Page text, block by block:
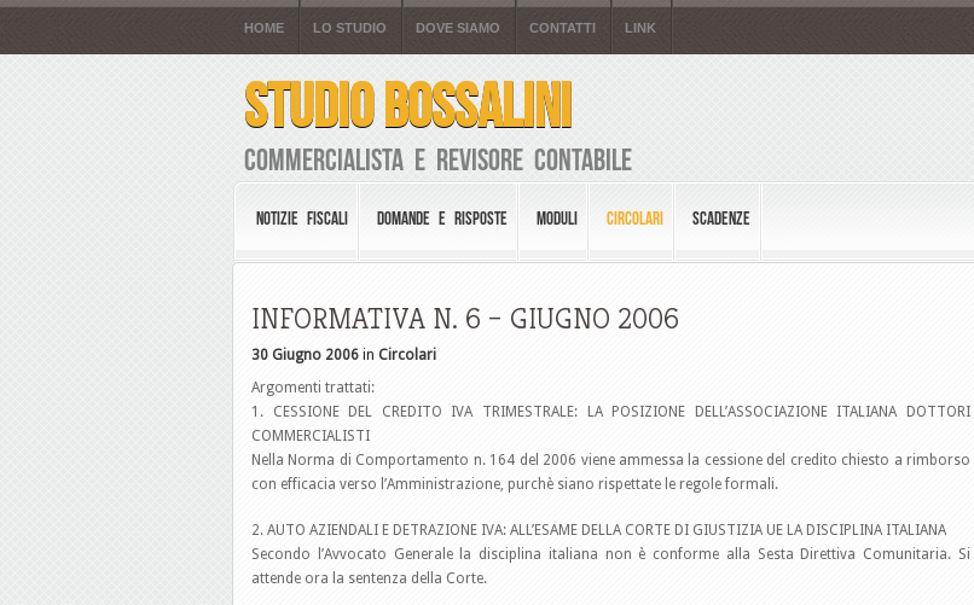
HOME LO STUDIO DOVE SIAMO CONTATTI LINK
STUDIO BOSSALINI
Commercialista e Revisore Contabile
NOTIZIE FISCALI DOMANDE E RISPOSTE MODULI CIRCOLARI SCADENZE
INFORMATIVA N. 6 – GIUGNO 2006
30 Giugno 2006 in Circolari
Argomenti trattati:
1. CESSIONE DEL CREDITO IVA TRIMESTRALE: LA POSIZIONE DELL’ASSOCIAZIONE ITALIANA DOTTORI
COMMERCIALISTI
Nella Norma di Comportamento n. 164 del 2006 viene ammessa la cessione del credito chiesto a rimborso
con efficacia verso l’Amministrazione, purchè siano rispettate le regole formali.
2. AUTO AZIENDALI E DETRAZIONE IVA: ALL’ESAME DELLA CORTE DI GIUSTIZIA UE LA DISCIPLINA ITALIANA
Secondo l’Avvocato Generale la disciplina italiana non è conforme alla Sesta Direttiva Comunitaria. Si
attende ora la sentenza della Corte.